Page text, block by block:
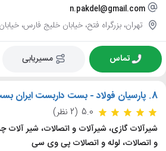
n.pakdel@gmail.com
تهران، بزرگراه فتح، خیابان خلیج فارس،
تماس مسیریابی
8. پارسیان فولاد - بست داربست ایران
5.0 (2 نظر)
شیرآلات گازی، شیرآلات و اتصالات، شیر آلات
و اتصالات، لوله و اتصالات پی وی سی